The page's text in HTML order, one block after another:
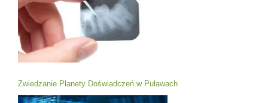
Zwiedzanie Planety Doświadczeń w Puławach